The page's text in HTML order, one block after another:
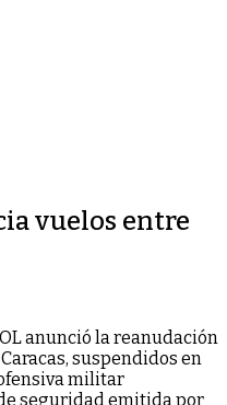
vuelos entre
anunció la reanudación
suspendidos en
militar
seguridad emitida por